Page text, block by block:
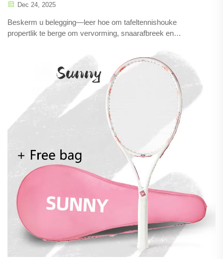
Dec 24, 2025
Beskerm u belegging—leer hoe om tafeltennishouke
propertlik te berge om vervorming, snaarafbreek en